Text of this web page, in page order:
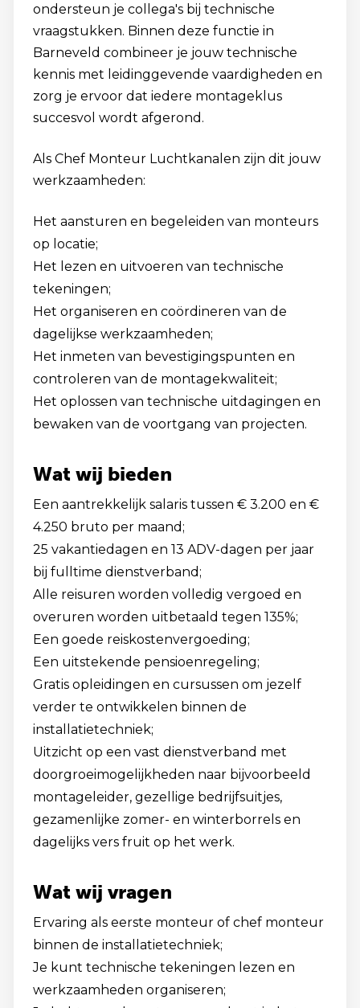
ondersteun je collega's bij technische
vraagstukken. Binnen deze functie in
Barneveld combineer je jouw technische
kennis met leidinggevende vaardigheden en
zorg je ervoor dat iedere montageklus
succesvol wordt afgerond.
Als Chef Monteur Luchtkanalen zijn dit jouw
werkzaamheden:
Het aansturen en begeleiden van monteurs
op locatie;
Het lezen en uitvoeren van technische
tekeningen;
Het organiseren en coördineren van de
dagelijkse werkzaamheden;
Het inmeten van bevestigingspunten en
controleren van de montagekwaliteit;
Het oplossen van technische uitdagingen en
bewaken van de voortgang van projecten.
Wat wij bieden
Een aantrekkelijk salaris tussen € 3.200 en €
4.250 bruto per maand;
25 vakantiedagen en 13 ADV-dagen per jaar
bij fulltime dienstverband;
Alle reisuren worden volledig vergoed en
overuren worden uitbetaald tegen 135%;
Een goede reiskostenvergoeding;
Een uitstekende pensioenregeling;
Gratis opleidingen en cursussen om jezelf
verder te ontwikkelen binnen de
installatietechniek;
Uitzicht op een vast dienstverband met
doorgroeimogelijkheden naar bijvoorbeeld
montageleider, gezellige bedrijfsuitjes,
gezamenlijke zomer- en winterborrels en
dagelijks vers fruit op het werk.
Wat wij vragen
Ervaring als eerste monteur of chef monteur
binnen de installatietechniek;
Je kunt technische tekeningen lezen en
werkzaamheden organiseren;